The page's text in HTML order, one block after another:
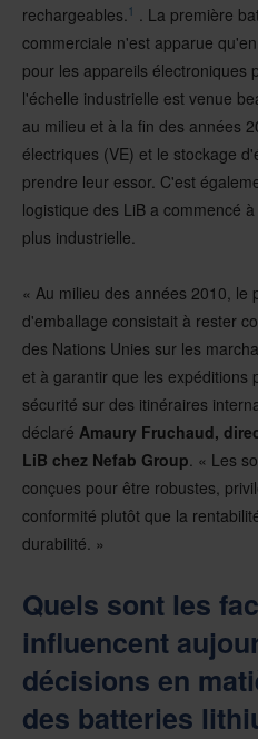
rechargeables. 1 . La première
commerciale n'est apparue
pour les appareils électroniques
l'échelle industrielle est venue
au milieu et à la fin des années
électriques (VE) et le stockage
prendre leur essor. C'est
logistique des LiB a commencé
plus industrielle.
« Au milieu des années 2010, le
d'emballage consistait à rester
des Nations Unies sur les
et à garantir que les expéditions
sécurité sur des itinéraires
déclaré Amaury Fruchaud,
LiB chez Nefab Group. « Les
conçues pour être robustes,
conformité plutôt que la
durabilité. »
Quels sont les
influencent
décisions en
des batteries